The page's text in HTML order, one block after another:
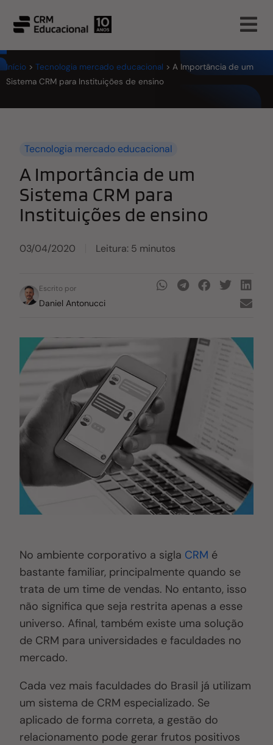
Início > Tecnologia mercado educacional > A Importância de um
Sistema CRM para Instituições de ensino
Tecnologia mercado educacional
A Importância de um
Sistema CRM para
Instituições de ensino
03/04/2020 Leitura: 5 minutos
Escrito por
Daniel Antonucci
No ambiente corporativo a sigla CRM é
bastante familiar, principalmente quando se
trata de um time de vendas. No entanto, isso
não significa que seja restrita apenas a esse
universo. Afinal, também existe uma solução
de CRM para universidades e faculdades no
mercado.
Cada vez mais faculdades do Brasil já utilizam
um sistema de CRM especializado. Se
aplicado de forma correta, a gestão do
relacionamento pode gerarfrutos positivos